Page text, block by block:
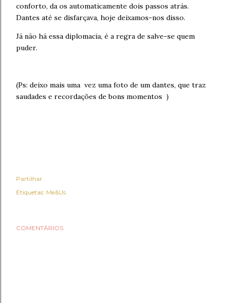
conforto, da os automaticamente dois passos atrás.
Dantes até se disfarçava, hoje deixamos-nos disso.
Já não há essa diplomacia, é a regra de salve-se quem
puder.
(Ps: deixo mais uma vez uma foto de um dantes, que traz
saudades e recordações de bons momentos )
Partilhar
Etiquetas: Me&Us
COMENTÁRIOS